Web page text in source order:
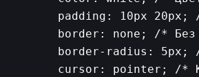
padding: 10px 20px;
border: none; /* Без
border-radius: 5px;
cursor: pointer; /*